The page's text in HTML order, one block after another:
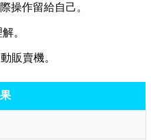
操作留給自己。
。
販賣機。